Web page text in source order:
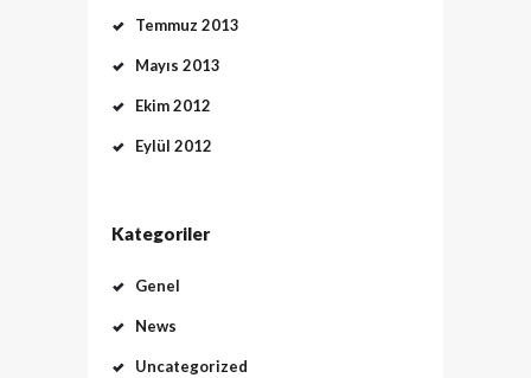
Temmuz 2013
Mayıs 2013
Ekim 2012
Eylül 2012
Kategoriler
Genel
News
Uncategorized